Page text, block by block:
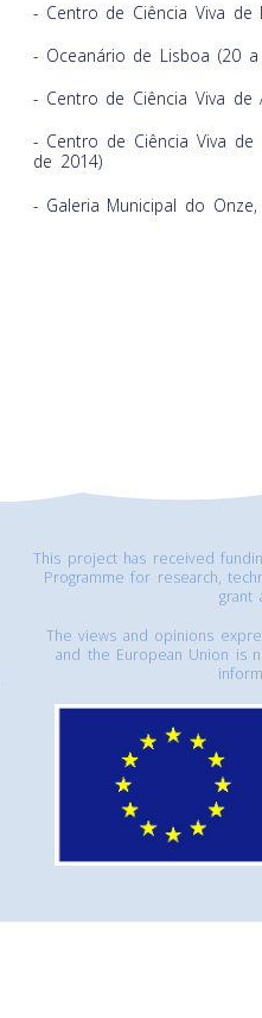
- Centro de Ciência Viva
- Oceanário de Lisboa (20
- Centro de Ciência Viva de
- Centro de Ciência Viva
de 2014)
- Galeria Municipal do
This project has received
Programme for research,
grant
The views and opinions
and the European Union is